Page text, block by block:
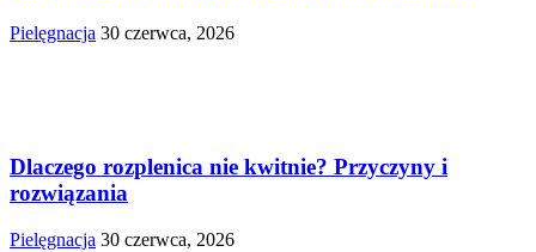
Pielęgnacja 30 czerwca, 2026
Dlaczego rozplenica nie kwitnie? Przyczyny i
rozwiązania
Pielęgnacja 30 czerwca, 2026